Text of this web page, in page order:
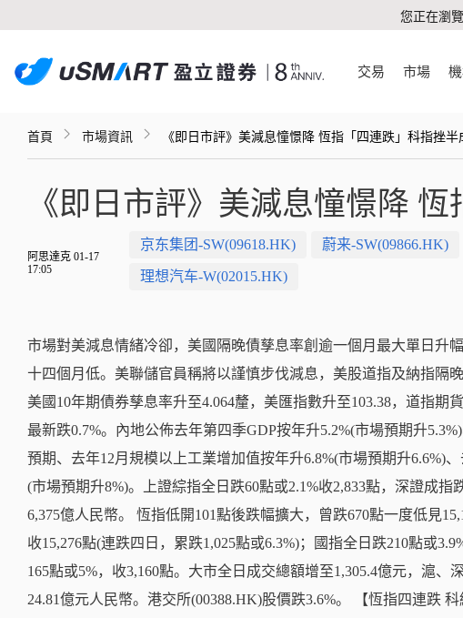
您正在瀏
交易 市場
首頁 市場資訊 《即日市評》美減息憧憬降 恆指「四連跌」科指挫半
《即日市評》美減息憧憬降
阿思達克 01-17
17:05
京东集团-SW(09618.HK) 蔚来-SW(09866.HK)
理想汽车-W(02015.HK)
市場對美減息情緒冷卻，美國隔晚債孳息率創逾一個月最大單日升
十四個月低。美聯儲官員稱將以謹慎步伐減息，美股道指及納指隔晚
美國10年期債券孳息率升至4.064釐，美匯指數升至103.38，道指期
最新跌0.7%。內地公佈去年第四季GDP按年升5.2%(市場預期升
預期、去年12月規模以上工業增加值按年升6.8%(市場預期升6.6%)
(市場預期升8%)。上證綜指全日跌60點或2.1%收2,833點，深證成指
6,375億人民幣。 恆指低開101點後跌幅擴大，曾跌670點一度低見
收15,276點(連跌四日，累跌1,025點或6.3%)；國指全日跌210點或
165點或5%，收3,160點。大市全日成交總額增至1,305.4億元，滬、
24.81億元人民幣。港交所(00388.HK)股價跌3.6%。 【恆指四連跌